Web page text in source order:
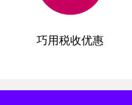
巧用税收优惠